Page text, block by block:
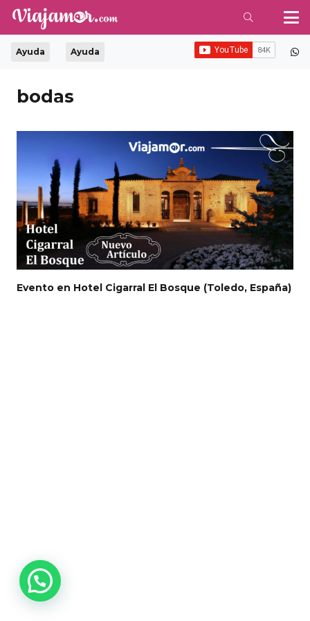
Ayuda Ayuda
bodas
Evento en Hotel Cigarral El Bosque (Toledo, España)